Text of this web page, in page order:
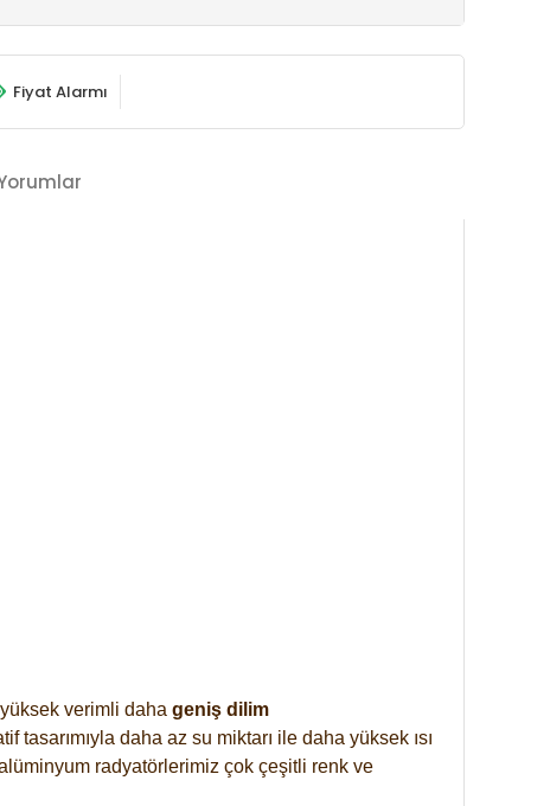
Fiyat Alarmı
verimli daha geniş dilim
daha az su miktarı ile daha yüksek ısı
radyatörlerimiz çok çeşitli renk ve